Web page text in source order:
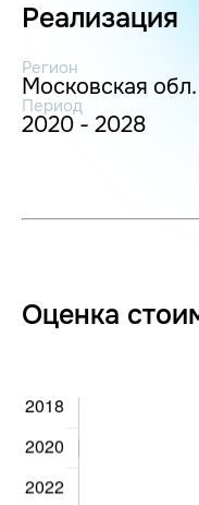
Реализация
Регион
Московская обл.
Период
2020 - 2028
Оценка